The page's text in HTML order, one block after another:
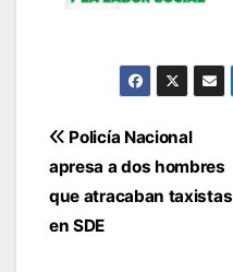
Navegación
de
entradas
Policía Nacional
apresa a dos hombres
que atracaban taxistas
en SDE